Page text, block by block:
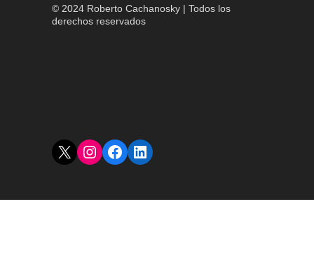
© 2024 Roberto Cachanosky | Todos los
derechos reservados
X Instagram
Facebook
LinkedIn